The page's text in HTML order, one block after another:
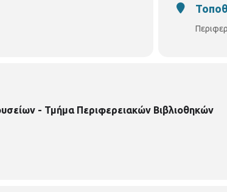
- Τμήμα Περιφερειακών Βιβλιοθηκών